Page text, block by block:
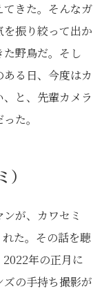
てきた。そんなガ
振り絞って出か
野鳥だ。そし
る日、今度はカ
と、先輩カメラ
た。
が、カワセミ
た。その話を聴
年の正月に
の手持ち撮影が